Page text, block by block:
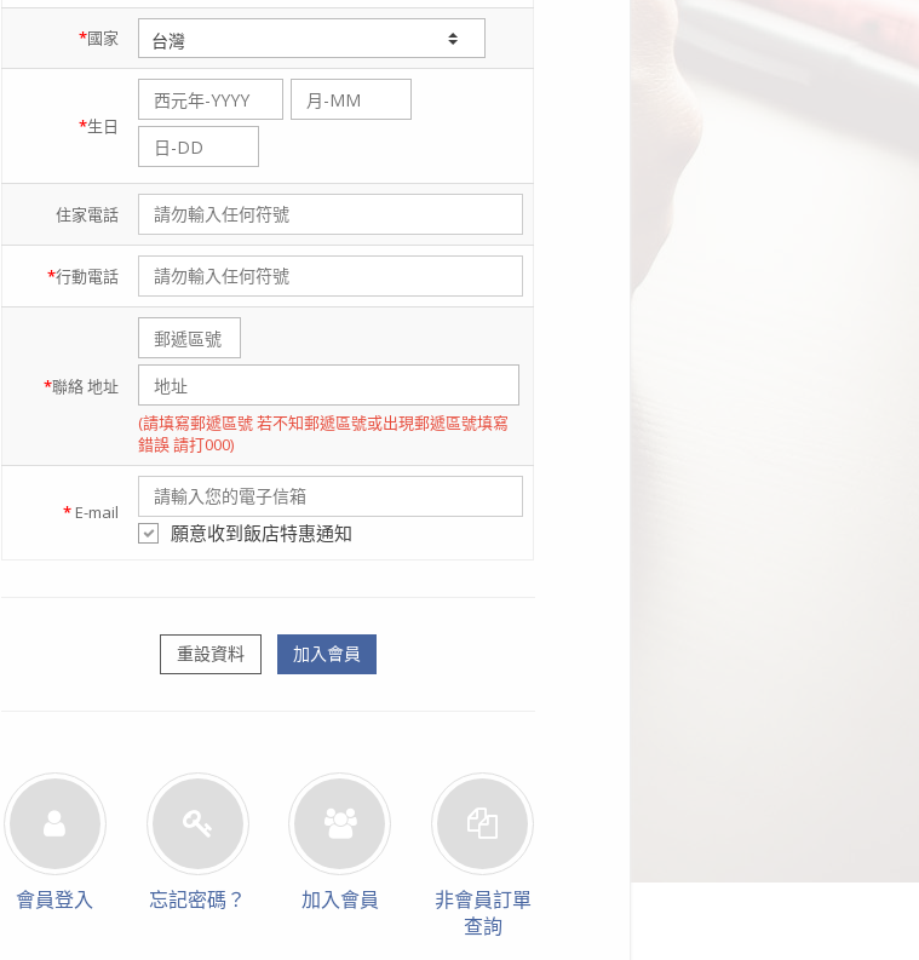
*國家
*生日
住家電話
*行動電話
*聯絡地址
(請填寫郵遞區號 若不知郵遞區號或出現郵遞區號填寫
錯誤 請打000)
* E-mail
願意收到飯店特惠通知
重設資料 加入會員
會員登入 忘記密碼？ 加入會員
非會員訂單
查詢